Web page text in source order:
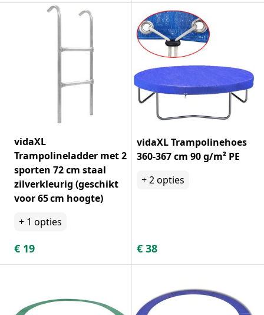
vidaXL
Trampolineladder met 2
sporten 72 cm staal
zilverkleurig (geschikt
voor 65 cm hoogte)
+ 1 opties
€ 19
vidaXL Trampolinehoes
360-367 cm 90 g/m² PE
+2opties
€ 38